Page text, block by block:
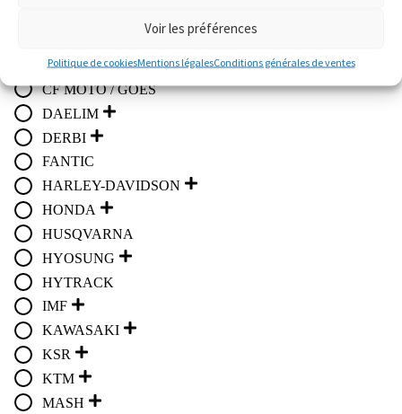
Voir les préférences
Politique de cookiesMentions légalesConditions générales de ventes
BMW
CF MOTO / GOES
DAELIM
DERBI
FANTIC
HARLEY-DAVIDSON
HONDA
HUSQVARNA
HYOSUNG
HYTRACK
IMF
KAWASAKI
KSR
KTM
MASH